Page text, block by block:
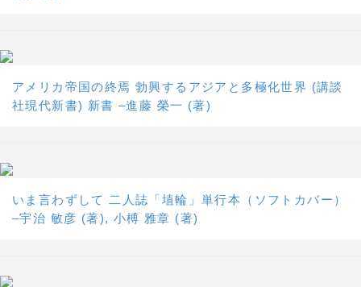
アメリカ帝国の終焉 勃興するアジアと多極化世界 (講談
社現代新書) 新書 –進藤 榮一 (著)
いま言わずして 二人誌「埴輪」単行本（ソフトカバー）
–宇治 敏彦 (著), 小榑 雅章 (著)